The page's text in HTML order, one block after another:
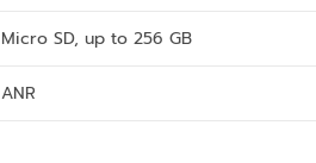
Micro SD, up to 256 GB
ANR